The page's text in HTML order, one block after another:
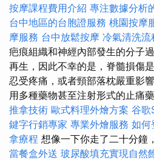
按摩課程費用介紹 專注數據分析
台中地區的台胞證服務 桃園按摩
摩服務 台中放鬆按摩 冷氣清洗流
疤痕組織和神經內部發生的分子
再生，因此不幸的是，脊髓損傷
忍受疼痛，或者頸部落枕嚴重影
用多種藥物甚至注射形式的止痛藥
推拿技術 歐式料理外燴方案 谷歌
鍵字行銷專家 專業外燴服務 如何
拿療程 想像一下你走了二十分鐘
當餐盒外送 玻尿酸填充實現自然